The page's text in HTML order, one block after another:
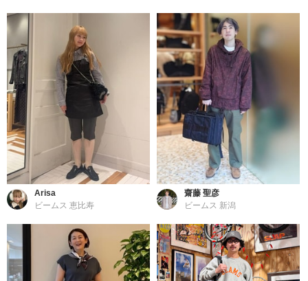
Arisa
ビームス 恵比寿
齋藤 聖彦
ビームス 新潟